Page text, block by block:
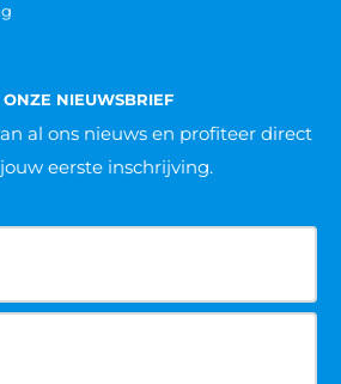
NIEUWSBRIEF
al ons nieuws en profiteer direct
eerste inschrijving.